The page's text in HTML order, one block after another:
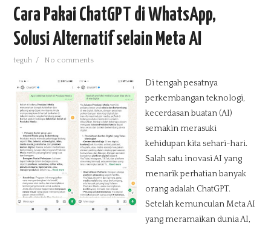
Cara Pakai ChatGPT di WhatsApp,
Solusi Alternatif selain Meta AI
teguh / No comments
Di tengah pesatnya
perkembangan teknologi,
kecerdasan buatan (AI)
semakin merasuki
kehidupan kita sehari-hari.
Salah satu inovasi AI yang
menarik perhatian banyak
orang adalah ChatGPT.
Setelah kemunculan Meta AI
yang meramaikan dunia AI,